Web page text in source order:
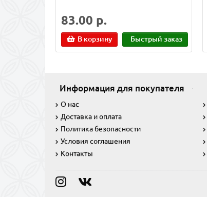
83.00 р.
В корзину Быстрый заказ
Информация для покупателя
О нас
Доставка и оплата
Политика безопасности
Условия соглашения
Контакты